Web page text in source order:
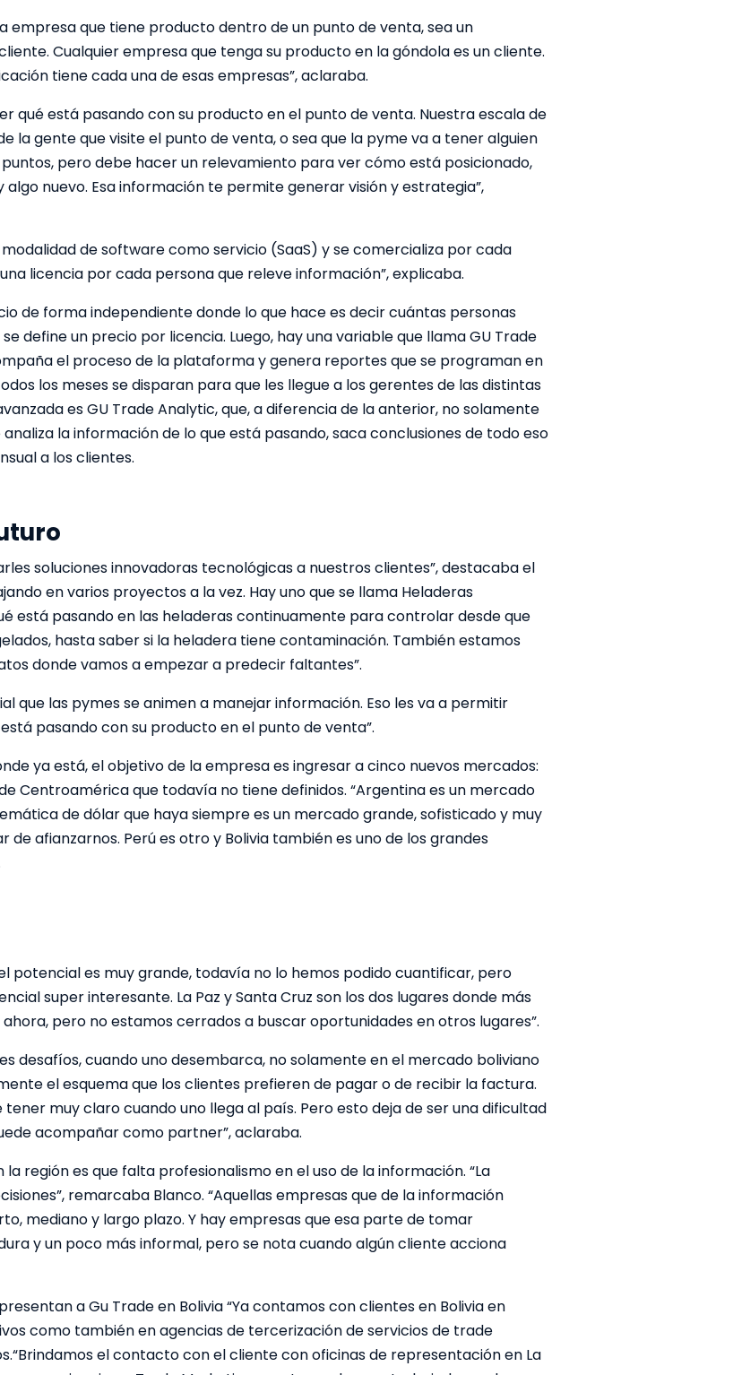
empresa que tiene producto dentro de un punto de venta, sea un
Cualquier empresa que tenga su producto en la góndola es un cliente.
tiene cada una de esas empresas”, aclaraba.
qué está pasando con su producto en el punto de venta. Nuestra escala de
la gente que visite el punto de venta, o sea que la pyme va a tener alguien
pero debe hacer un relevamiento para ver cómo está posicionado,
nuevo. Esa información te permite generar visión y estrategia”,
de software como servicio (SaaS) y se comercializa por cada
licencia por cada persona que releve información”, explicaba.
de forma independiente donde lo que hace es decir cuántas personas
define un precio por licencia. Luego, hay una variable que llama GU Trade
el proceso de la plataforma y genera reportes que se programan en
los meses se disparan para que les llegue a los gerentes de las distintas
es GU Trade Analytic, que, a diferencia de la anterior, no solamente
la información de lo que está pasando, saca conclusiones de todo eso
a los clientes.
soluciones innovadoras tecnológicas a nuestros clientes”, destacaba el
en varios proyectos a la vez. Hay uno que se llama Heladeras
está pasando en las heladeras continuamente para controlar desde que
hasta saber si la heladera tiene contaminación. También estamos
donde vamos a empezar a predecir faltantes”.
que las pymes se animen a manejar información. Eso les va a permitir
pasando con su producto en el punto de venta”.
ya está, el objetivo de la empresa es ingresar a cinco nuevos mercados:
Centroamérica que todavía no tiene definidos. “Argentina es un mercado
de dólar que haya siempre es un mercado grande, sofisticado y muy
afianzarnos. Perú es otro y Bolivia también es uno de los grandes
potencial es muy grande, todavía no lo hemos podido cuantificar, pero
super interesante. La Paz y Santa Cruz son los dos lugares donde más
pero no estamos cerrados a buscar oportunidades en otros lugares”.
desafíos, cuando uno desembarca, no solamente en el mercado boliviano
el esquema que los clientes prefieren de pagar o de recibir la factura.
muy claro cuando uno llega al país. Pero esto deja de ser una dificultad
acompañar como partner”, aclaraba.
región es que falta profesionalismo en el uso de la información. “La
remarcaba Blanco. “Aquellas empresas que de la información
mediano y largo plazo. Y hay empresas que esa parte de tomar
y un poco más informal, pero se nota cuando algún cliente acciona
a Gu Trade en Bolivia “Ya contamos con clientes en Bolivia en
como también en agencias de tercerización de servicios de trade
el contacto con el cliente con oficinas de representación en La